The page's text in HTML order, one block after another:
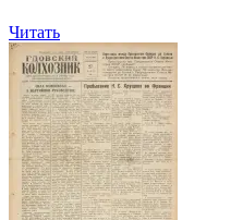
Читать